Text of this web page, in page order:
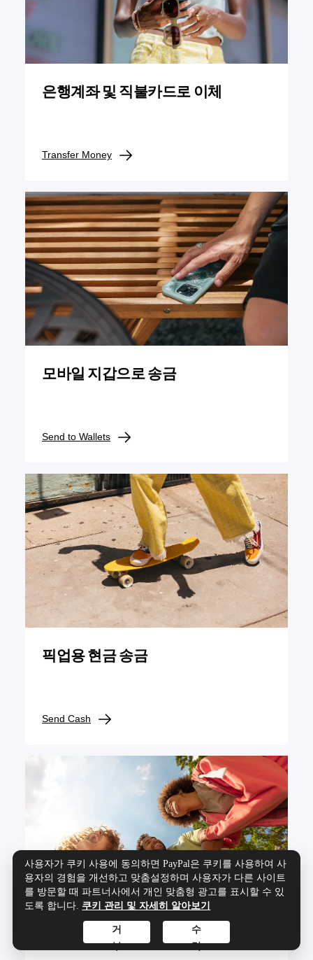
은행계좌 및 직불카드로 이체
Transfer Money
모바일 지갑으로 송금
Send to Wallets
픽업용 현금 송금
Send Cash
휴대폰 충전
사용자가 쿠키 사용에 동의하면 PayPal은 쿠키를 사용하여 사
용자의 경험을 개선하고 맞춤설정하며 사용자가 다른 사이트
를 방문할 때 파트너사에서 개인 맞춤형 광고를 표시할 수 있
도록 합니다. 쿠키 관리 및 자세히 알아보기
수
락
거
부